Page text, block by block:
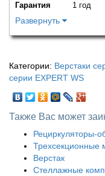
Гарантия
1 год
Развернуть
Категории: Верстаки
серии EXPERT WS
Также Вас может
Рециркуляторы-
Трехсекционные
Верстак
Стеллажные